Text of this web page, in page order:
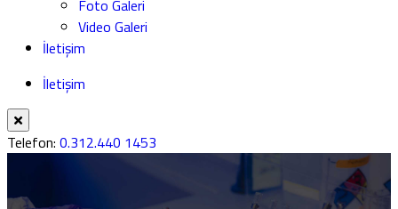
Foto Galeri
Video Galeri
İletişim
İletişim
Telefon: 0.312.440 1453